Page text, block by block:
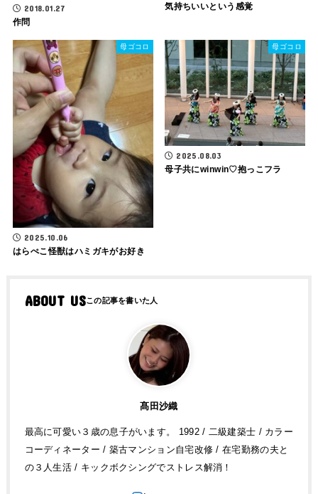
2018.01.27
作問
気持ちいいという感覚
母ゴコロ
2025.10.06
はらぺこ怪獣はハミガキがお好き
母ゴコロ
2025.08.03
母子共にwinwin♡抱っこフラ
ABOUT US
髙田沙織
最高に可愛い３歳の息子がいます。 1992 / 二級建築士 / カラー
コーディネーター / 築古マンション自宅改修 / 在宅勤務の夫と
の３人生活 / キックボクシングでストレス解消！